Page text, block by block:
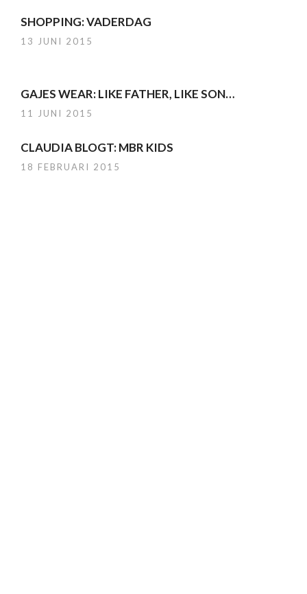
SHOPPING: VADERDAG
13 JUNI 2015
GAJES WEAR: LIKE FATHER, LIKE SON…
11 JUNI 2015
CLAUDIA BLOGT: MBR KIDS
18 FEBRUARI 2015